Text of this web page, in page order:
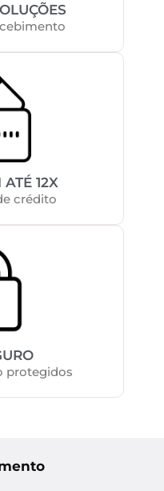
12X
crédito
protegidos